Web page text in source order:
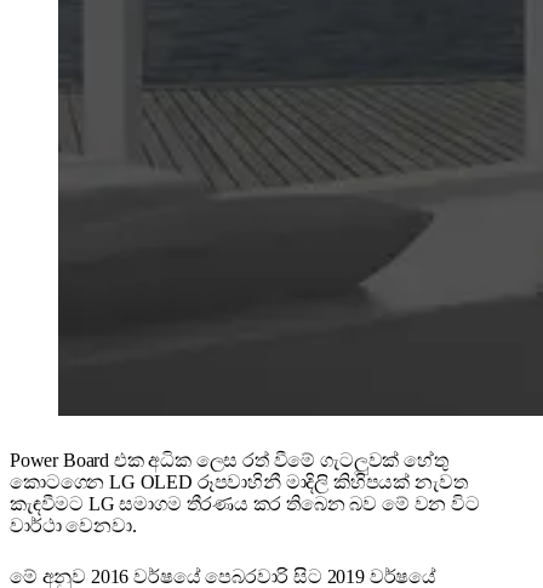
Power Board එක අධික ලෙස රත් වීමේ ගැටලුවක් හේතු
කොටගෙන LG OLED රූපවාහිනී මාදිලි කිහිපයක් නැවත
කැඳවීමට LG සමාගම තීරණය කර තිබෙන බව මේ වන විට
වාර්ථා වෙනවා.
මේ අනුව 2016 වර්ෂයේ පෙබරවාරි සිට 2019 වර්ෂයේ